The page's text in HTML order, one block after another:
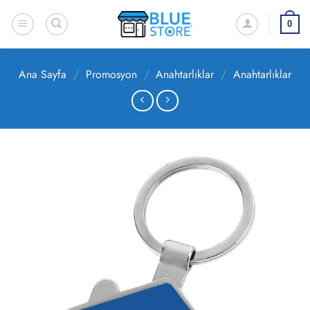
atla
0
Ana Sayfa / Promosyon / Anahtarlıklar / Anahtarlıklar